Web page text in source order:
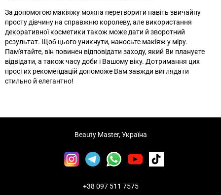
За допомогою макіяжу можна перетворити навіть звичайну
просту дівчину на справжню королеву, але використання
декоративної косметики також може дати й зворотний
результат. Щоб цього уникнути, наносьте макіяж у міру.
Пам'ятайте, він повинен відповідати заходу, який Ви плануєте
відвідати, а також часу доби і Вашому віку. Дотримання цих
простих рекомендацій допоможе Вам завжди виглядати
стильно й елегантно!
Beauty Master, Україна
+38 097 511 7575